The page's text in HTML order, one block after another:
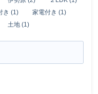
き (1)
家電付き (1)
土地 (1)